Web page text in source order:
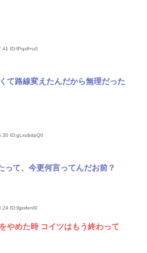
ID:fPqxfl+u0
て路線変えたんだから無理だった
ID:gLxubdpQ0
って、今更何言ってんだお前？
ID:9jpsfenI0
やめた時 コイツはもう終わって